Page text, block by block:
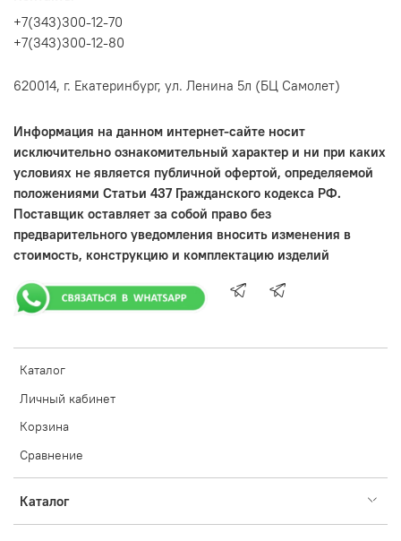
Каталог
Личный кабинет
Корзина
Сравнение
Каталог
+7(343)300-12-70
+7(343)300-12-80
620014, г. Екатеринбург, ул. Ленина 5л (БЦ Самолет)
Информация на данном интернет-сайте носит
исключительно ознакомительный характер и ни при каких
условиях не является публичной офертой, определяемой
положениями Статьи 437 Гражданского кодекса РФ.
Поставщик оставляет за собой право без
предварительного уведомления вносить изменения в
стоимость, конструкцию и комплектацию изделий